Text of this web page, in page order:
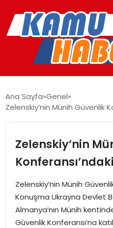
YAŞAM
GÜNCEL
MAGAZIN
EKONOMI
SPOR
Ana Sayfa Genel
Zelenskiy’nin Münih Güvenlik
Zelenskiy’nin
Zelenskiy’nin Münih
Konuşma Ukrayna Devlet
Almanya’nın Münih
Güvenlik Konferansı’na